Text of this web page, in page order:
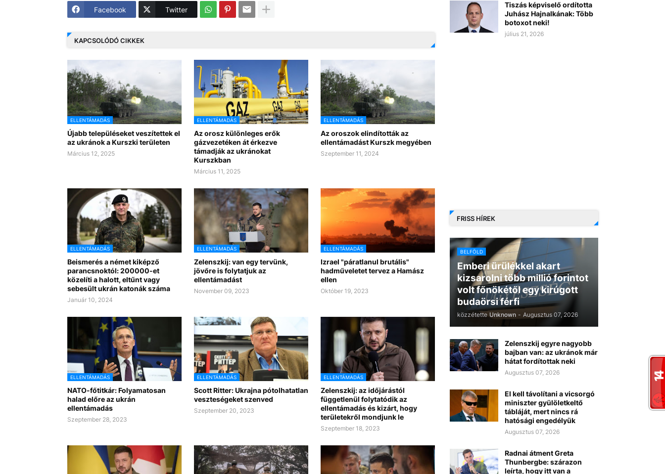
Facebook Twitter
KAPCSOLÓDÓ CIKKEK
ELLENTÁMADÁS
Újabb településeket veszítettek el
az ukránok a Kurszki területen
Március 12, 2025
ELLENTÁMADÁS
Az orosz különleges erők
gázvezetéken át érkezve
támadják az ukránokat
Kurszkban
Március 11, 2025
ELLENTÁMADÁS
Az oroszok elindították az
ellentámadást Kurszk megyében
Szeptember 11, 2024
ELLENTÁMADÁS
Beismerés a német kiképző
parancsnoktól: 200000-et
közelíti a halott, eltűnt vagy
sebesült ukrán katonák száma
Január 10, 2024
ELLENTÁMADÁS
Zelenszkij: van egy tervünk,
jövőre is folytatjuk az
ellentámadást
November 09, 2023
ELLENTÁMADÁS
Izrael "páratlanul brutális"
hadműveletet tervez a Hamász
ellen
Október 19, 2023
ELLENTÁMADÁS
NATO-főtitkár: Folyamatosan
halad előre az ukrán
ellentámadás
Szeptember 28, 2023
ELLENTÁMADÁS
Scott Ritter: Ukrajna pótolhatatlan
veszteségeket szenved
Szeptember 20, 2023
ELLENTÁMADÁS
Zelenszkij: az időjárástól
függetlenül folytatódik az
ellentámadás és kizárt, hogy
területekről mondjunk le
Szeptember 18, 2023
Tiszás képviselő ordította
Juhász Hajnalkának: Több
botoxot neki!
július 21, 2026
FRISS HÍREK
BELFÖLD
Emberi ürülékkel akart
kizsarolni több millió forintot
volt főnökétől egy kirúgott
budaörsi férfi
közzétette Unknown - Augusztus 07, 2026
Zelenszkij egyre nagyobb
bajban van: az ukránok már
hátat fordítottak neki
Augusztus 07, 2026
El kell távolítani a vicsorgó
miniszter gyülöletkeltő
tábláját, mert nincs rá
hatósági engedélyük
Augusztus 07, 2026
Radnai átment Greta
Thunbergbe: szárazon
leírta, hogy itt van a